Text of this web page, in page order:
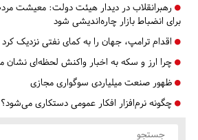
رهبرانقلاب در دیدار هیئت دولت: معیشت
برای انضباط بازار چاره‌اندیشی شود
اقدام ترامپ، جهان را به کمای نفتی نزدیک کرد
چرا ارز و سکه به اخبار واکنش لحظه‌ای نشان
ظهور صنعت میلیاردی سوگواری مجازی
چگونه نرم‌افزار افکار عمومی دستکاری می‌شود؟